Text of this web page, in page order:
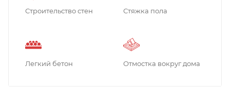
Строительство стен Стяжка пола
Легкий бетон Отмостка вокруг дома